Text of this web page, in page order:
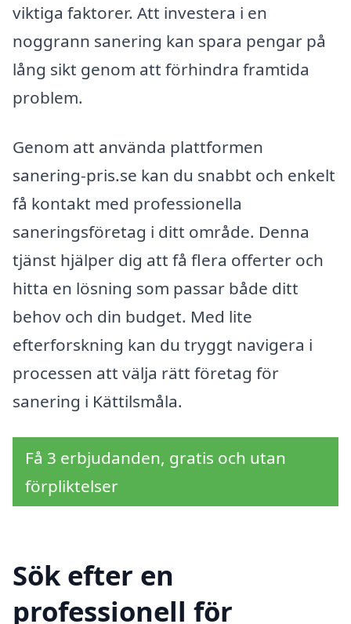
viktiga faktorer. Att investera i en
noggrann sanering kan spara pengar på
lång sikt genom att förhindra framtida
problem.
Genom att använda plattformen
sanering-pris.se kan du snabbt och enkelt
få kontakt med professionella
saneringsföretag i ditt område. Denna
tjänst hjälper dig att få flera offerter och
hitta en lösning som passar både ditt
behov och din budget. Med lite
efterforskning kan du tryggt navigera i
processen att välja rätt företag för
sanering i Kättilsmåla.
Få 3 erbjudanden, gratis och utan
förpliktelser
Sök efter en
professionell för